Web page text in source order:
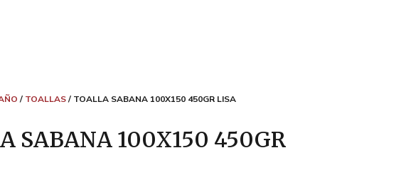
/ TOALLAS/ TOALLA SABANA 100X150 450GR LISA
SABANA 100X150 450GR